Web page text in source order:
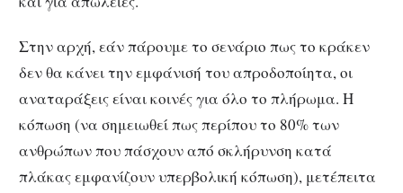
Στην αρχή, εάν πάρουμε το σενάριο πως το κράκεν
δεν θα κάνει την εμφάνισή του απροδοποίητα, οι
αναταράξεις είναι κοινές για όλο το πλήρωμα. Η
κόπωση (να σημειωθεί πως περίπου το 80% των
ανθρώπων που πάσχουν από σκλήρυνση κατά
πλάκας εμφανίζουν υπερβολική κόπωση), μετέπειτα